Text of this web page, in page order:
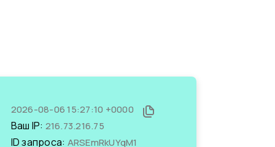
2026-08-06 15:27:10 +0000
Ваш IP: 216.73.216.75
ID запроса: ARSEmRkUYqM1